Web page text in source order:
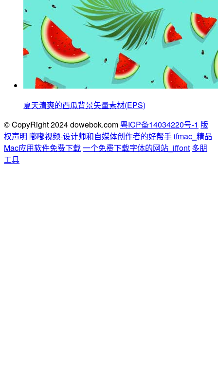
夏天清爽的西瓜背景矢量素材(EPS)
© CopyRight 2024 dowebok.com 粤ICP备14034220号-1 版
权声明 嘟嘟视频-设计师和自媒体创作者的好帮手 ifmac_精品
Mac应用软件免费下载一个免费下载字体的网站_iffont 多朋
工具